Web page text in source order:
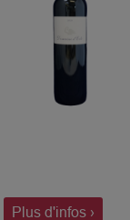
Plus d'infos ›